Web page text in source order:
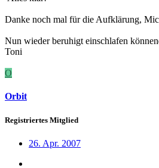
Danke noch mal für die Aufklärung,
Nun wieder beruhigt einschlafen
Toni
O
Orbit
Registriertes Mitglied
26. Apr. 2007